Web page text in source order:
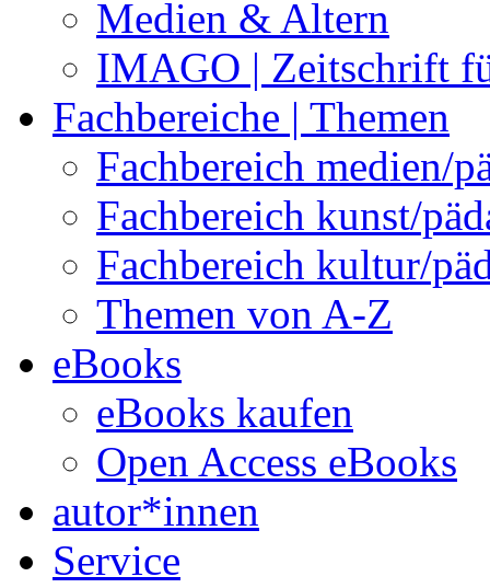
Medien & Altern
IMAGO | Zeitschrift
Fachbereiche | Themen
Fachbereich medien/
Fachbereich kunst/
Fachbereich kultur/
Themen von A-Z
eBooks
eBooks kaufen
Open Access eBooks
autor*innen
Service